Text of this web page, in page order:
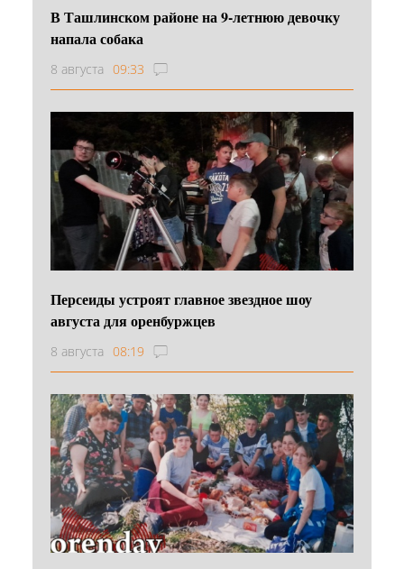
В Ташлинском районе на 9-летнюю девочку
напала собака
8 августа 09:33
Персеиды устроят главное звездное шоу
августа для оренбуржцев
8 августа 08:19